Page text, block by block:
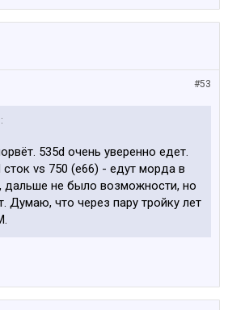
#53
535d очень уверенно едет.
vs 750 (e66) - едут морда в
не было возможности, но
Думаю, что через пару тройку лет